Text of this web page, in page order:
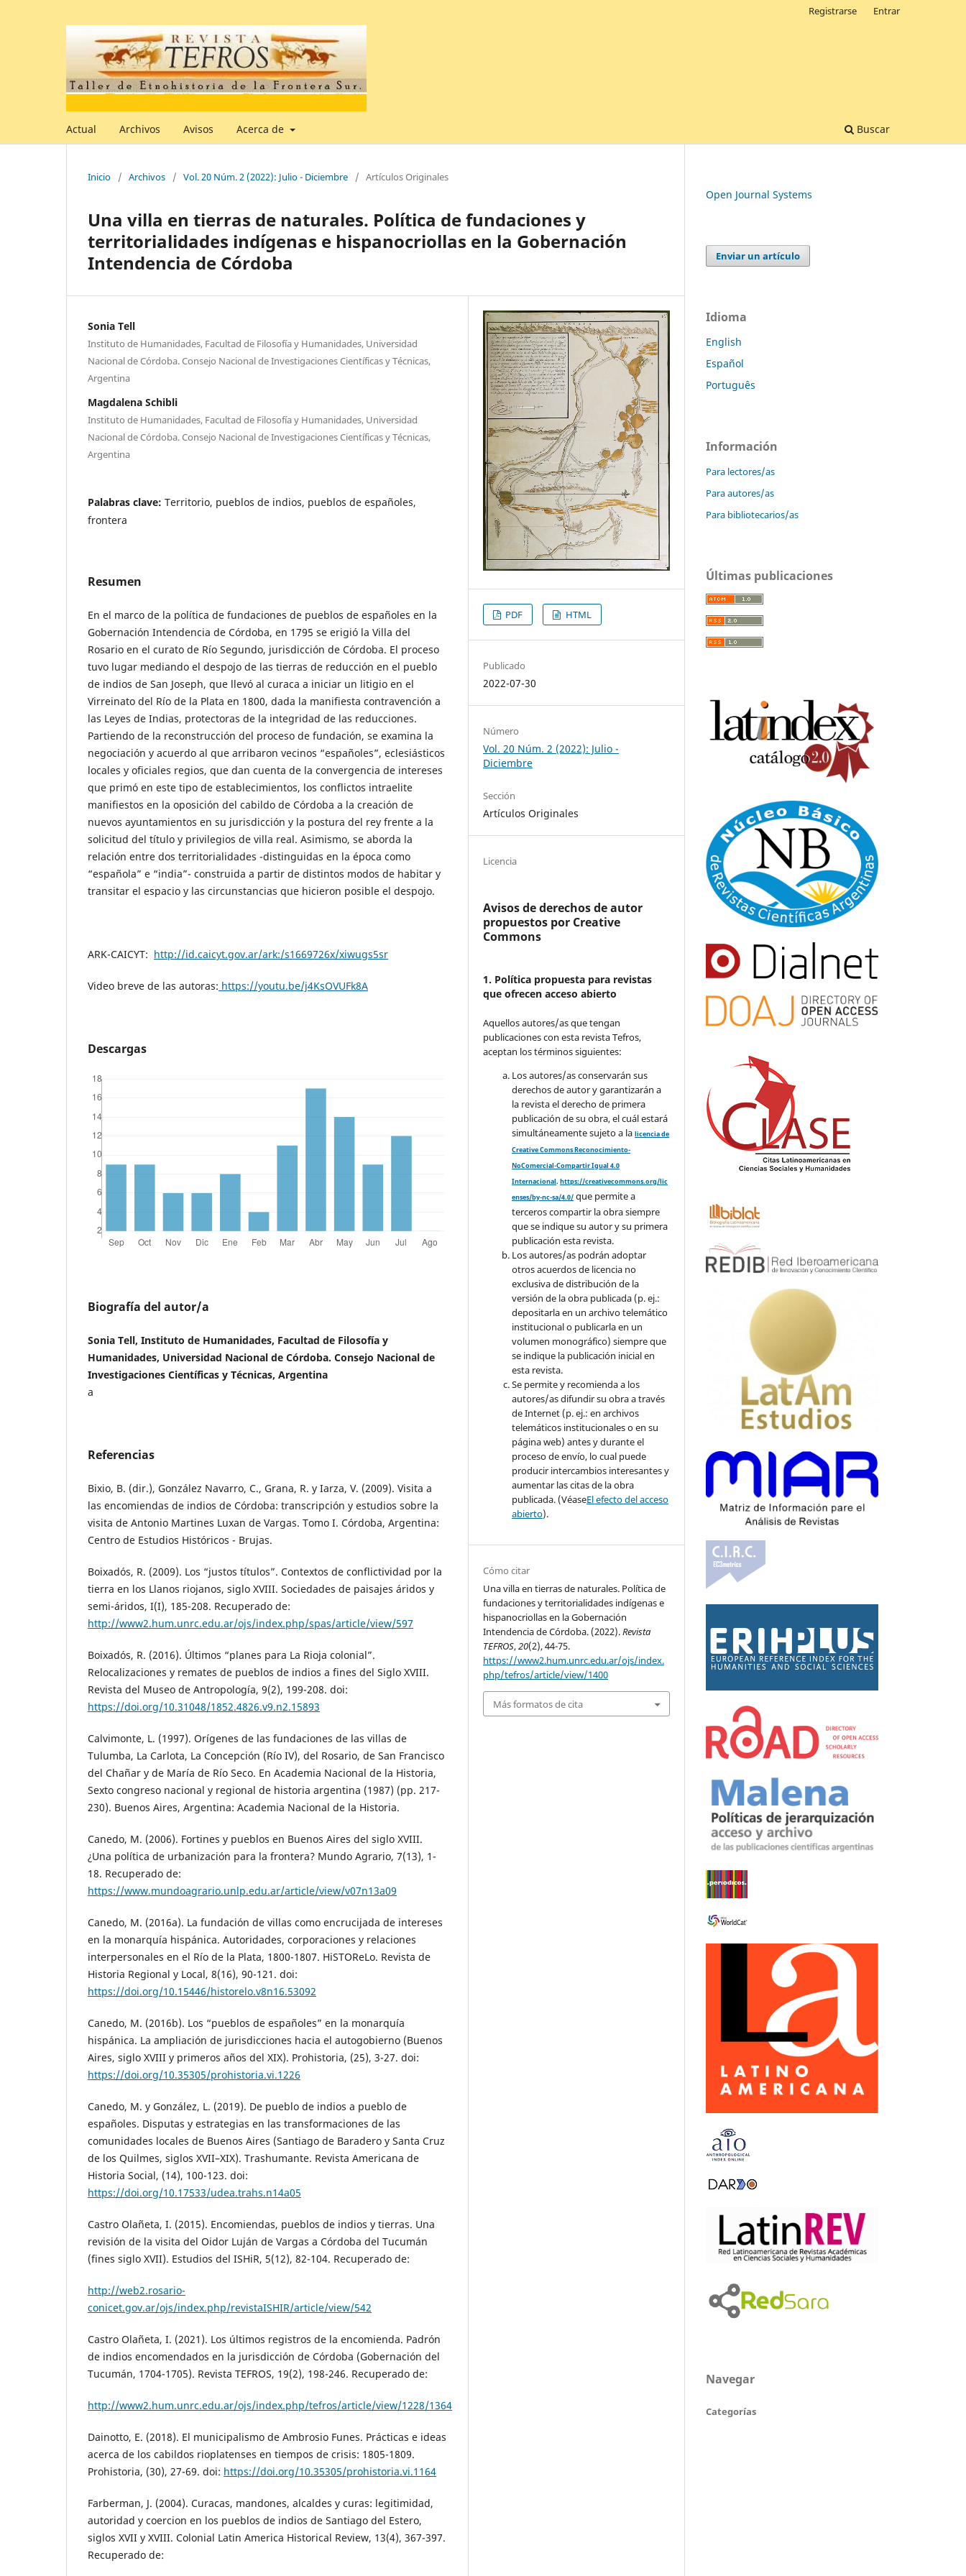
Actual Archivos Avisos Acerca de Buscar
Registrarse Entrar
Inicio / Archivos / Vol. 20 Núm. 2 (2022): Julio - Diciembre / Artículos Originales
Una villa en tierras de naturales. Política de fundaciones y
territorialidades indígenas e hispanocriollas en la Gobernación
Intendencia de Córdoba
Sonia Tell
Instituto de Humanidades, Facultad de Filosofía y Humanidades, Universidad
Nacional de Córdoba. Consejo Nacional de Investigaciones Científicas y Técnicas,
Argentina
Magdalena Schibli
Instituto de Humanidades, Facultad de Filosofía y Humanidades, Universidad
Nacional de Córdoba. Consejo Nacional de Investigaciones Científicas y Técnicas,
Argentina
Palabras clave: Territorio, pueblos de indios, pueblos de españoles,
frontera
Resumen
En el marco de la política de fundaciones de pueblos de españoles en la
Gobernación Intendencia de Córdoba, en 1795 se erigió la Villa del
Rosario en el curato de Río Segundo, jurisdicción de Córdoba. El proceso
tuvo lugar mediando el despojo de las tierras de reducción en el pueblo
de indios de San Joseph, que llevó al curaca a iniciar un litigio en el
Virreinato del Río de la Plata en 1800, dada la manifiesta contravención a
las Leyes de Indias, protectoras de la integridad de las reducciones.
Partiendo de la reconstrucción del proceso de fundación, se examina la
negociación y acuerdo al que arribaron vecinos “españoles”, eclesiásticos
locales y oficiales regios, que dan cuenta de la convergencia de intereses
que primó en este tipo de establecimientos, los conflictos intraelite
manifiestos en la oposición del cabildo de Córdoba a la creación de
nuevos ayuntamientos en su jurisdicción y la postura del rey frente a la
solicitud del título y privilegios de villa real. Asimismo, se aborda la
relación entre dos territorialidades -distinguidas en la época como
“española” e “india”- construida a partir de distintos modos de habitar y
transitar el espacio y las circunstancias que hicieron posible el despojo.
ARK-CAICYT: http://id.caicyt.gov.ar/ark:/s1669726x/xiwugs5sr
Video breve de las autoras: https://youtu.be/j4KsOVUFk8A
Descargas
Biografía del autor/a
Sonia Tell, Instituto de Humanidades, Facultad de Filosofía y
Humanidades, Universidad Nacional de Córdoba. Consejo Nacional de
Investigaciones Científicas y Técnicas, Argentina
a
Referencias
Bixio, B. (dir.), González Navarro, C., Grana, R. y Iarza, V. (2009). Visita a
las encomiendas de indios de Córdoba: transcripción y estudios sobre la
visita de Antonio Martines Luxan de Vargas. Tomo I. Córdoba, Argentina:
Centro de Estudios Históricos - Brujas.
Boixadós, R. (2009). Los “justos títulos”. Contextos de conflictividad por la
tierra en los Llanos riojanos, siglo XVIII. Sociedades de paisajes áridos y
semi-áridos, I(I), 185-208. Recuperado de:
http://www2.hum.unrc.edu.ar/ojs/index.php/spas/article/view/597
Boixadós, R. (2016). Últimos “planes para La Rioja colonial”.
Relocalizaciones y remates de pueblos de indios a fines del Siglo XVIII.
Revista del Museo de Antropología, 9(2), 199-208. doi:
https://doi.org/10.31048/1852.4826.v9.n2.15893
Calvimonte, L. (1997). Orígenes de las fundaciones de las villas de
Tulumba, La Carlota, La Concepción (Río IV), del Rosario, de San Francisco
del Chañar y de María de Río Seco. En Academia Nacional de la Historia,
Sexto congreso nacional y regional de historia argentina (1987) (pp. 217-
230). Buenos Aires, Argentina: Academia Nacional de la Historia.
Canedo, M. (2006). Fortines y pueblos en Buenos Aires del siglo XVIII.
¿Una política de urbanización para la frontera? Mundo Agrario, 7(13), 1-
18. Recuperado de:
https://www.mundoagrario.unlp.edu.ar/article/view/v07n13a09
Canedo, M. (2016a). La fundación de villas como encrucijada de intereses
en la monarquía hispánica. Autoridades, corporaciones y relaciones
interpersonales en el Río de la Plata, 1800-1807. HiSTOReLo. Revista de
Historia Regional y Local, 8(16), 90-121. doi:
https://doi.org/10.15446/historelo.v8n16.53092
Canedo, M. (2016b). Los “pueblos de españoles” en la monarquía
hispánica. La ampliación de jurisdicciones hacia el autogobierno (Buenos
Aires, siglo XVIII y primeros años del XIX). Prohistoria, (25), 3-27. doi:
https://doi.org/10.35305/prohistoria.vi.1226
Canedo, M. y González, L. (2019). De pueblo de indios a pueblo de
españoles. Disputas y estrategias en las transformaciones de las
comunidades locales de Buenos Aires (Santiago de Baradero y Santa Cruz
de los Quilmes, siglos XVII–XIX). Trashumante. Revista Americana de
Historia Social, (14), 100-123. doi:
https://doi.org/10.17533/udea.trahs.n14a05
Castro Olañeta, I. (2015). Encomiendas, pueblos de indios y tierras. Una
revisión de la visita del Oidor Luján de Vargas a Córdoba del Tucumán
(fines siglo XVII). Estudios del ISHiR, 5(12), 82-104. Recuperado de:
http://web2.rosario-
conicet.gov.ar/ojs/index.php/revistaISHIR/article/view/542
Castro Olañeta, I. (2021). Los últimos registros de la encomienda. Padrón
de indios encomendados en la jurisdicción de Córdoba (Gobernación del
Tucumán, 1704-1705). Revista TEFROS, 19(2), 198-246. Recuperado de:
http://www2.hum.unrc.edu.ar/ojs/index.php/tefros/article/view/1228/1364
Dainotto, E. (2018). El municipalismo de Ambrosio Funes. Prácticas e ideas
acerca de los cabildos rioplatenses en tiempos de crisis: 1805-1809.
Prohistoria, (30), 27-69. doi: https://doi.org/10.35305/prohistoria.vi.1164
Farberman, J. (2004). Curacas, mandones, alcaldes y curas: legitimidad,
autoridad y coercion en los pueblos de indios de Santiago del Estero,
siglos XVII y XVIII. Colonial Latin America Historical Review, 13(4), 367-397.
Recuperado de:
PDF HTML
Publicado
2022-07-30
Número
Vol. 20 Núm. 2 (2022): Julio -
Diciembre
Sección
Artículos Originales
Licencia
Avisos de derechos de autor
propuestos por Creative
Commons
1. Política propuesta para revistas
que ofrecen acceso abierto
Aquellos autores/as que tengan
publicaciones con esta revista Tefros,
aceptan los términos siguientes:
Los autores/as conservarán sus
derechos de autor y garantizarán a
la revista el derecho de primera
publicación de su obra, el cuál estará
simultáneamente sujeto a lalicencia de
Creative Commons Reconocimiento-
NoComercial-Compartir Igual 4.0
Internacional.https://creativecommons.org/lic
enses/by-nc-sa/4.0/ que permite a
terceros compartir la obra siempre
que se indique su autor y su primera
publicación esta revista.
Los autores/as podrán adoptar
otros acuerdos de licencia no
exclusiva de distribución de la
versión de la obra publicada (p. ej.:
depositarla en un archivo telemático
institucional o publicarla en un
volumen monográfico) siempre que
se indique la publicación inicial en
esta revista.
Se permite y recomienda a los
autores/as difundir su obra a través
de Internet (p. ej.: en archivos
telemáticos institucionales o en su
página web) antes y durante el
proceso de envío, lo cual puede
producir intercambios interesantes y
aumentar las citas de la obra
publicada. (VéaseEl efecto del acceso
abierto).
Cómo citar
Una villa en tierras de naturales. Política de
fundaciones y territorialidades indígenas e
hispanocriollas en la Gobernación
Intendencia de Córdoba. (2022).Revista
TEFROS,20(2), 44-75.
https://www2.hum.unrc.edu.ar/ojs/index.
php/tefros/article/view/1400
Más formatos de cita
Open Journal Systems
Enviar un artículo
Idioma
English
Español
Português
Información
Para lectores/as
Para autores/as
Para bibliotecarios/as
Últimas publicaciones
Navegar
Categorías